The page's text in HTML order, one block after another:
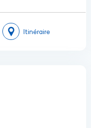
Itinéraire